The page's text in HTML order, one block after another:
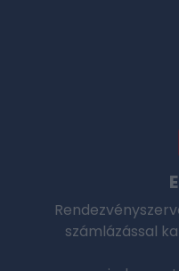
számlázással